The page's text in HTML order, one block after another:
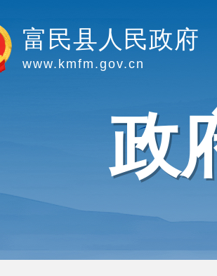
富民县人民政府
www.kmfm.gov.cn
政